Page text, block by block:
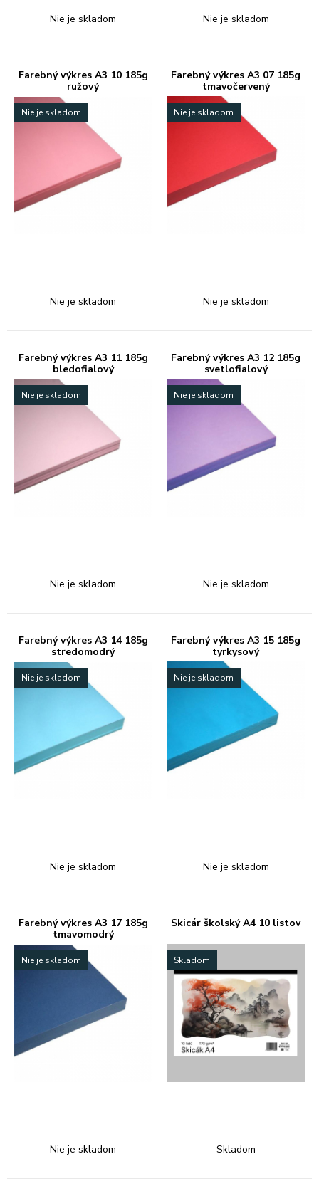
Nie je skladom Nie je skladom
Farebný výkres A3 10 185g
ružový
Nie je skladom
Nie je skladom
Farebný výkres A3 07 185g
tmavočervený
Nie je skladom
Nie je skladom
Farebný výkres A3 11 185g
bledofialový
Nie je skladom
Nie je skladom
Farebný výkres A3 12 185g
svetlofialový
Nie je skladom
Nie je skladom
Farebný výkres A3 14 185g
stredomodrý
Nie je skladom
Nie je skladom
Farebný výkres A3 15 185g
tyrkysový
Nie je skladom
Nie je skladom
Farebný výkres A3 17 185g
tmavomodrý
Nie je skladom
Nie je skladom
Skicár školský A4 10 listov
Skladom
Skladom